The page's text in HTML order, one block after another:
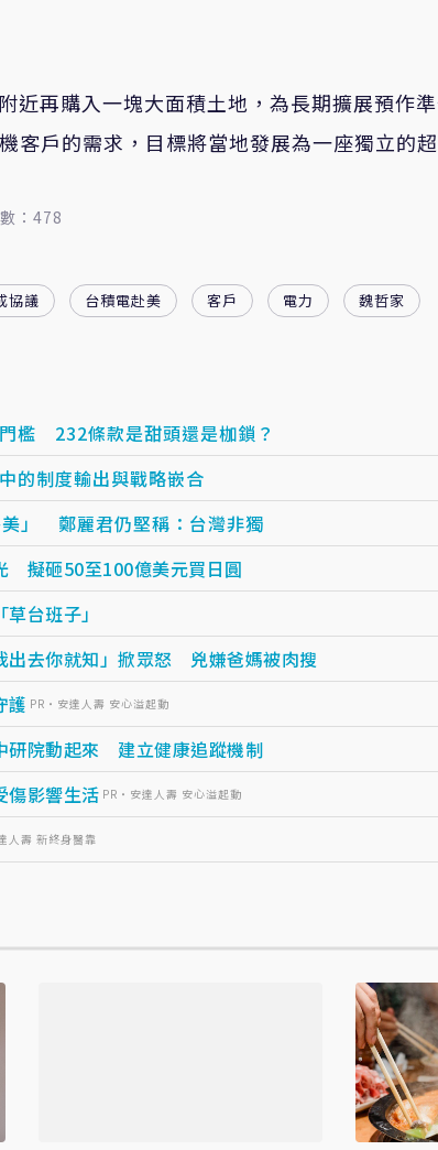
近再購入一塊大面積土地，為長期擴展預作
客戶的需求，目標將當地發展為一座獨立的
：478
協議 台積電赴美 客戶 電力 魏哲家
檻 232條款是甜頭還是枷鎖？
的制度輸出與戰略嵌合
」 鄭麗君仍堅稱：台灣非獨
擬砸50至100億美元買日圓
台班子」
出去你就知」掀眾怒 兇嫌爸媽被肉搜
護 PR・安達人壽 安心溢起動
研院動起來 建立健康追蹤機制
傷影響生活 PR・安達人壽 安心溢起動
人壽 新終身醫靠